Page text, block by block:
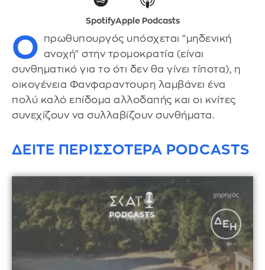
SpotifyApple Podcasts
Ο
πρωθυπουργός υπόσχεται "μηδενική
ανοχή" στην τρομοκρατία (είναι
συνθηματικό για το ότι δεν θα γίνει τίποτα), η
οικογένεια Φανφαραντουρη λαμβάνει ένα
πολύ καλό επίδομα αλλοδαπής και οι κνίτες
συνεχίζουν να συλλαβίζουν συνθήματα.
ΔΕΙΤΕ ΠΕΡΙΣΣΟΤΕΡΑ PODCASTS